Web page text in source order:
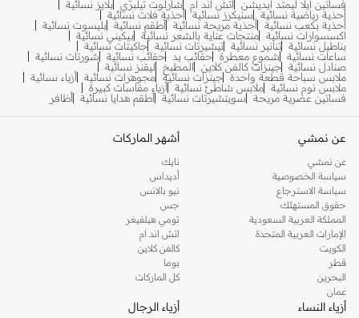
فساتين ايلا ليمتد ايديشن
اتش اند ام شارلوت تيلبري بلايز نسائية
أحذية رياضية نسائية
سنيكرز نسائية أحذية فلات نسائية
أحذية بكعب نسائية أحذية مريحة نسائية أطقم نسائية بليسوت نسائية
اكسسوارات نسائية منتجات عناية بالشعر نسائية بيكيني نسائية
بناطيل نسائية تنانير نسائية تيشيرتات نسائية جاكيتات نسائية
ساعات نسائية
شموع معطرة حقائب يد حقائب نسائية
شورتات نسائية
صنادل نسائية جينزات كالفن كلاين المطبخ
ليقنز نسائية
ملابس سباحة قطعة واحدة جينزات نسائية مجوهرات نسائية أزياء نسائية
ملابس نوم نسائية ملابس شاطئ نسائية أزياء مقاسات كبيرة
فساتين عصرية مريحة
سويتشيرتات نسائية أطقم هدايا نسائية أظافر
عن نمشي
عن نمشي
سياسة الخصوصية
سياسة الاسترجاع
حقوق المستهلك
المملكة العربية السعودية
الإمارات العربية المتحدة
الكويت
قطر
البحرين
عمان
أشهر الماركات
نايك
أديداس
نيو بالانس
جس
تومي هيلفيغر
اتش اند ام
كالفن كلاين
بوما
كل الماركات
أزياء النساء أزياء الرجال